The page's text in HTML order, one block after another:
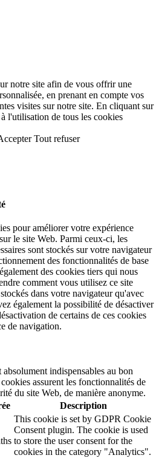
notre site afin de vous offrir une
en prenant en compte vos
visites sur notre site. En cliquant sur
l'utilisation de tous les cookies
Tout refuser
pour améliorer votre expérience
le site Web. Parmi ceux-ci, les
sont stockés sur votre navigateur
des fonctionnalités de base
des cookies tiers qui nous
comment vous utilisez ce site
dans votre navigateur qu'avec
également la possibilité de désactiver
de certains de ces cookies
de navigation.
absolument indispensables au bon
assurent les fonctionnalités de
du site Web, de manière anonyme.
Description
This cookie is set by GDPR Cookie
Consent plugin. The cookie is used
to store the user consent for the
cookies in the category "Analytics".